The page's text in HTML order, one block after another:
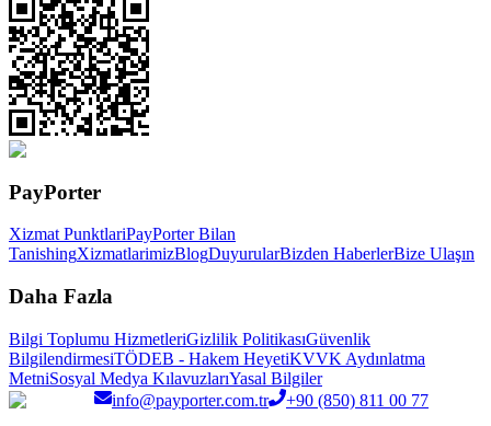
PayPorter
Xizmat PunktlariPayPorter Bilan
TanishingXizmatlarimizBlogDuyurularBizden HaberlerBize Ulaşın
Daha Fazla
Bilgi Toplumu HizmetleriGizlilik PolitikasıGüvenlik
BilgilendirmesiTÖDEB - Hakem HeyetiKVVK Aydınlatma
MetniSosyal Medya KılavuzlarıYasal Bilgiler
info@payporter.com.tr
+90 (850) 811 00 77